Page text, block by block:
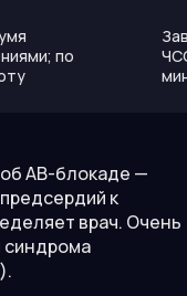
по
об АВ-блокаде —
к
врач. Очень
синдрома